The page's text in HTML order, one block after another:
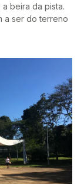
a beira da pista.
a ser do terreno